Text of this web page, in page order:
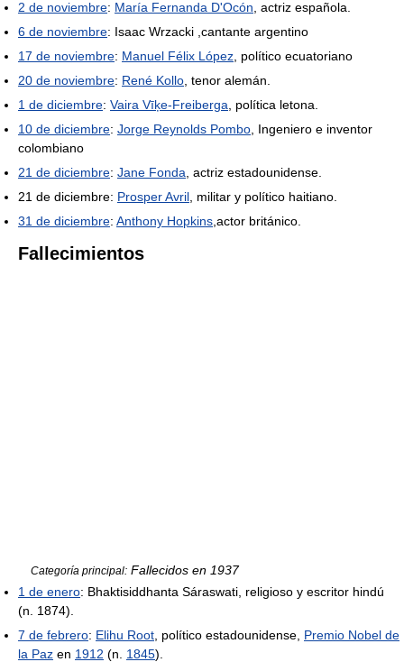
2 de noviembre: María Fernanda D'Ocón , actriz española.
6 de noviembre: Isaac Wrzacki ,cantante argentino
17 de noviembre: Manuel Félix López , político ecuatoriano
20 de noviembre: René Kollo , tenor alemán.
1 de diciembre: Vaira Vīķe-Freiberga , política letona.
10 de diciembre: Jorge Reynolds Pombo , Ingeniero e inventor
colombiano
21 de diciembre: Jane Fonda , actriz estadounidense.
21 de diciembre: Prosper Avril , militar y político haitiano.
31 de diciembre: Anthony Hopkins ,actor británico.
Fallecimientos
Categoría principal: Fallecidos en 1937
1 de enero: Bhaktisiddhanta Sáraswati, religioso y escritor hindú
(n. 1874).
7 de febrero: Elihu Root , político estadounidense, Premio Nobel de
la Paz en 1912 (n. 1845).